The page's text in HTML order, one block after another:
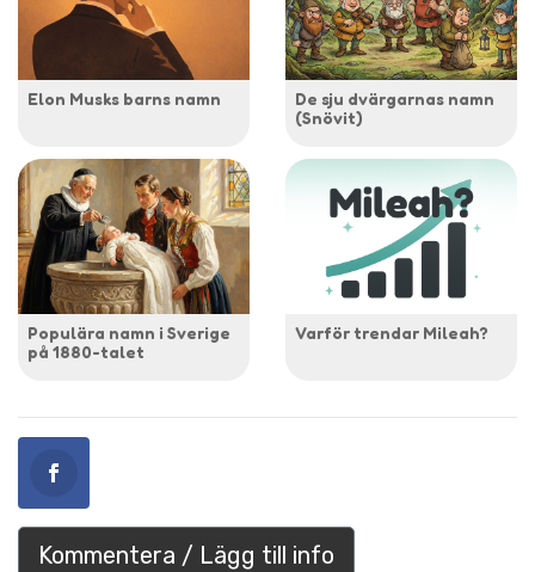
Elon Musks barns namn
De sju dvärgarnas namn
(Snövit)
Populära namn i Sverige
på 1880-talet
Varför trendar Mileah?
Kommentera / Lägg till info